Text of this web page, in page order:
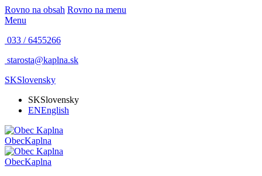
Rovno na obsah Rovno na menu
Menu
033 / 6455266
starosta@kaplna.sk
SKSlovensky
SKSlovensky
ENEnglish
ObecKaplna
ObecKaplna